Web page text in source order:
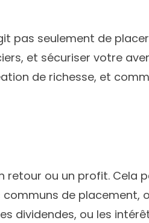
pas seulement de
et sécuriser votre
de richesse, et
retour ou un profit. Cela
de placement,
dividendes, ou les